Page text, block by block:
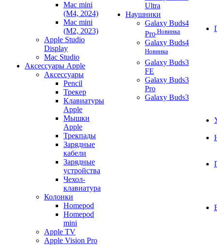
Mac mini
(M4, 2024)
Mac mini
(M2, 2023)
Apple Studio
Display
Mac Studio
Аксессуары Apple
Аксессуары
Pencil
Трекер
Клавиатуры
Apple
Мышки
Apple
Трекпады
Зарядные
кабели
Зарядные
устройства
Чехол-
клавиатура
Колонки
Homepod
Homepod
mini
Apple TV
Apple Vision Pro
Ultra
Наушники
Galaxy Buds4
Pro Новинка
Galaxy Buds4
Новинка
Galaxy Buds3
FE
Galaxy Buds3
Pro
Galaxy Buds3